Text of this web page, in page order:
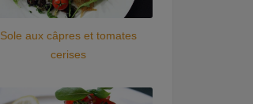
Sole aux câpres et tomates
cerises